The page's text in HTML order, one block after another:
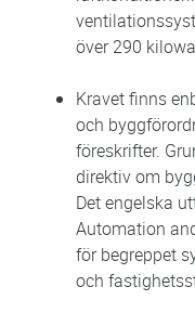
över 290
Kravet finns
och
föreskrifter.
direktiv om
Det engelska
Automation
för begreppet
och